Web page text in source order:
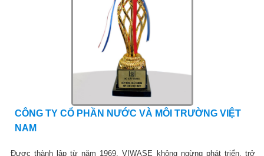
CÔNG TY CỔ PHẦN NƯỚC VÀ MÔI TRƯỜNG VIỆT
NAM
Được thành lập từ năm 1969, VIWASE không ngừng phát triển, trở